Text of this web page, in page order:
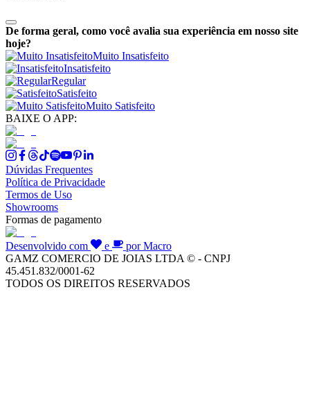
De forma geral, como você avalia sua experiência em nosso site
hoje?
Muito Insatisfeito
Insatisfeito
Regular
Satisfeito
Muito Satisfeito
BAIXE O APP:
Dúvidas Frequentes
Política de Privacidade
Termos de Uso
Showrooms
Formas de pagamento
Desenvolvido com e
por Macro
GAMZ COMERCIO DE JOIAS LTDA © - CNPJ
45.451.832/0001-62
TODOS OS DIREITOS RESERVADOS